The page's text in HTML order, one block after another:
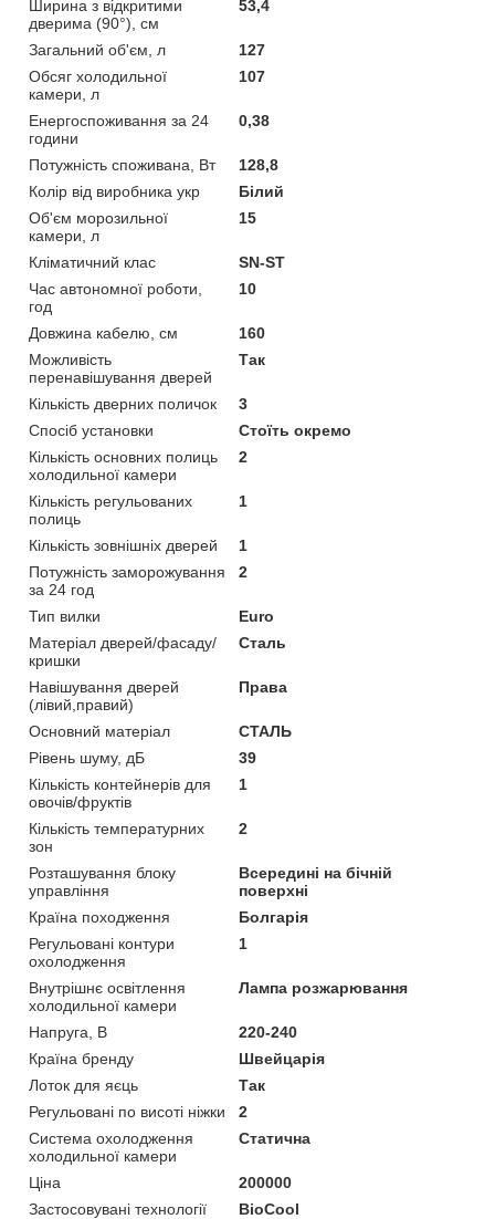
Ширина з відкритими
дверима (90°), см
53,4
Загальний об'єм, л
127
Обсяг холодильної
камери, л
107
Енергоспоживання за 24
години
0,38
Потужність споживана, Вт
128,8
Колір від виробника укр
Білий
Об'єм морозильної
камери, л
15
Кліматичний клас
SN-ST
Час автономної роботи,
год
10
Довжина кабелю, см
160
Можливість
перенавішування дверей
Так
Кількість дверних поличок
3
Спосіб установки
Стоїть окремо
Кількість основних полиць
холодильної камери
2
Кількість регульованих
полиць
1
Кількість зовнішніх дверей
1
Потужність заморожування
за 24 год
2
Тип вилки
Euro
Матеріал дверей/фасаду/
кришки
Сталь
Навішування дверей
(лівий,правий)
Права
Основний матеріал
СТАЛЬ
Рівень шуму, дБ
39
Кількість контейнерів для
овочів/фруктів
1
Кількість температурних
зон
2
Розташування блоку
управління
Всередині на бічній
поверхні
Країна походження
Болгарія
Регульовані контури
охолодження
1
Внутрішнє освітлення
холодильної камери
Лампа розжарювання
Напруга, В
220-240
Країна бренду
Швейцарія
Лоток для яєць
Так
Регульовані по висоті ніжки
2
Система охолодження
холодильної камери
Статична
Ціна
200000
Застосовувані технології
BioCool